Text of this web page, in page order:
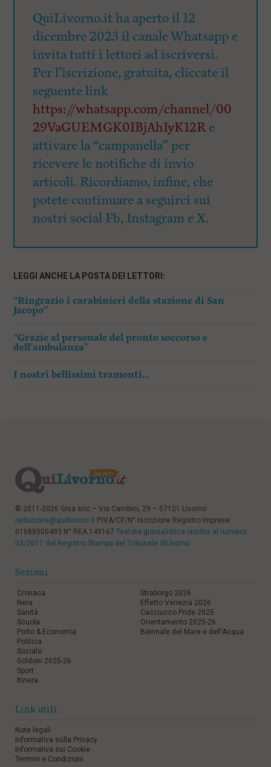
QuiLivorno.it ha aperto il 12
dicembre 2023 il canale Whatsapp e
invita tutti i lettori ad iscriversi.
Per l’iscrizione, gratuita, cliccate il
seguente link
https://whatsapp.com/channel/00
29VaGUEMGK0IBjAhIyK12Re
attivare la “campanella” per
ricevere le notifiche di invio
articoli. Ricordiamo, infine, che
potete continuare a seguirci sui
nostri social Fb, Instagram e X.
LEGGI ANCHE LA POSTA DEI LETTORI:
“Ringrazio i carabinieri della stazione di San
Jacopo”
“Grazie al personale del pronto soccorso e
dell’ambulanza”
I nostri bellissimi tramonti…
© 2011-2026 Gisa snc – Via Cambini, 29 – 57121 Livorno
redazione@quilivorno.it P.IVA/CF/N° Iscrizione Registro Imprese:
01688500493 N° REA 149167 Testata giornalistica iscritta al numero
03/2011 del Registro Stampa del Tribunale diLivorno
Sezioni
Cronaca
Nera
Sanità
Scuola
Porto & Economia
Politica
Sociale
Goldoni 2025-26
Sport
Itinera
Straborgo 2026
Effetto Venezia 2026
Cacciucco Pride 2025
Orientamento 2025-26
Biennale del Mare e dell'Acqua
Link utili
Note legali
Informativa sulla Privacy
Informativa sui Cookie
Termini e Condizioni